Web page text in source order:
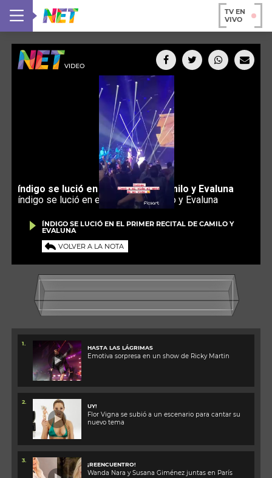
TV EN
VIVO
ÍNDIGO SE LUCIÓ EN EL PRIMER RECITAL DE CAMILO Y
EVALUNA
VOLVER A LA NOTA
1.
HASTA LAS LÁGRIMAS
Emotiva sorpresa en un show de Ricky Martin
2.
UY!
Flor Vigna se subió a un escenario para cantar su
nuevo tema
3.
¡REENCUENTRO!
Wanda Nara y Susana Giménez juntas en París